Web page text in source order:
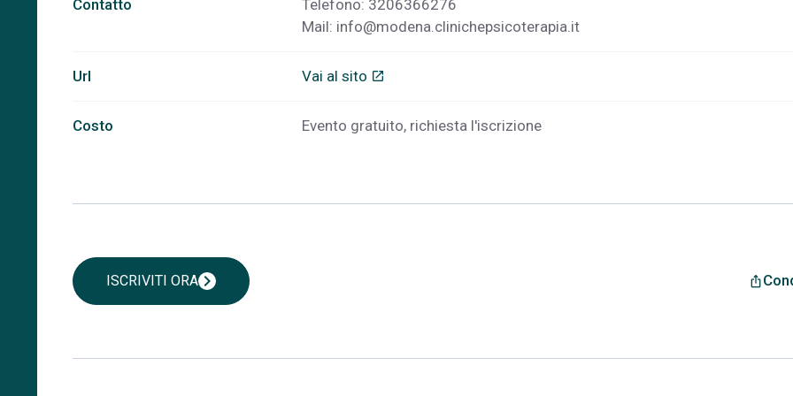
Contatto
Telefono: 3206366276
Mail: info@modena.clinichepsicoterapia.it
Url Vai al sito open_in_new
Costo Evento gratuito, richiesta l'iscrizione
ISCRIVITI ORAchevron_right ios_share